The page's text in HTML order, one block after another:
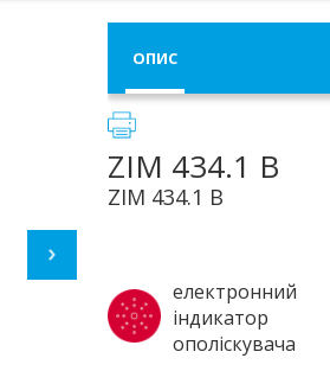
ОПИС
ZIM 434.1 B
ZIM 434.1 B
електронний
індикатор
ополіскувача